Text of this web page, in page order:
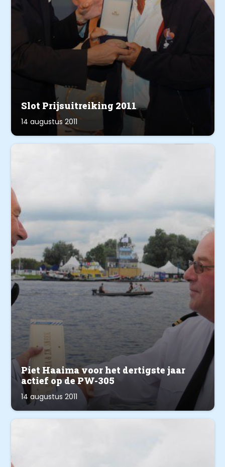
Slot Prijsuitreiking 2011
14 augustus 2011
Piet Haaima voor het dertigste jaar
actief op de PW-305
14 augustus 2011